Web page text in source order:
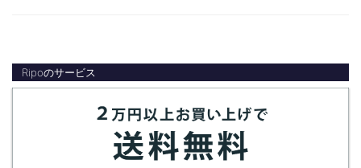
Ripoのサービス